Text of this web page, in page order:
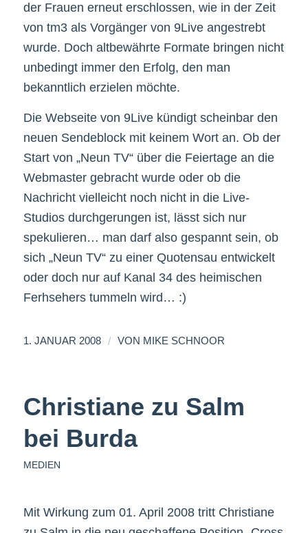
der Frauen erneut erschlossen, wie in der Zeit
von tm3 als Vorgänger von 9Live angestrebt
wurde. Doch altbewährte Formate bringen nicht
unbedingt immer den Erfolg, den man
bekanntlich erzielen möchte.
Die Webseite von 9Live kündigt scheinbar den
neuen Sendeblock mit keinem Wort an. Ob der
Start von „Neun TV“ über die Feiertage an die
Webmaster gebracht wurde oder ob die
Nachricht vielleicht noch nicht in die Live-
Studios durchgerungen ist, lässt sich nur
spekulieren… man darf also gespannt sein, ob
sich „Neun TV“ zu einer Quotensau entwickelt
oder doch nur auf Kanal 34 des heimischen
Ferhsehers tummeln wird… :)
1. JANUAR 2008 / VON MIKE SCHNOOR
Christiane zu Salm
bei Burda
MEDIEN
Mit Wirkung zum 01. April 2008 tritt Christiane